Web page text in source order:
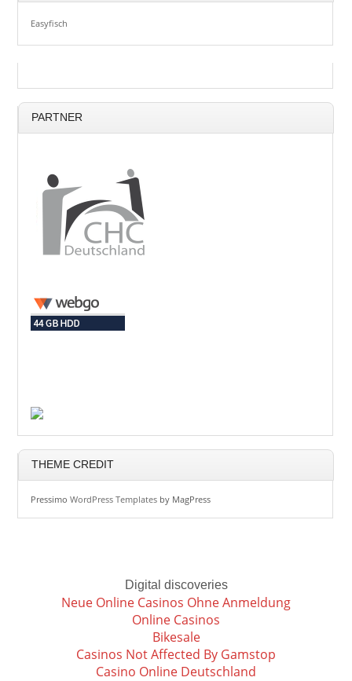
Easyfisch
PARTNER
THEME CREDIT
PressimoWordPress Templates by MagPress
Digital discoveries
Neue Online Casinos Ohne Anmeldung
Online Casinos
Bikesale
Casinos Not Affected By Gamstop
Casino Online Deutschland